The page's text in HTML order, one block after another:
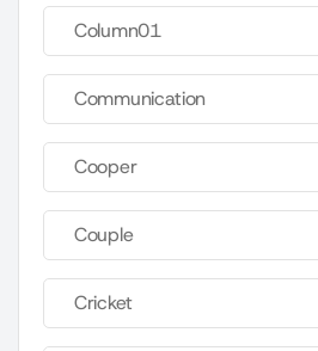
Column01
Communication
Cooper
Couple
Cricket